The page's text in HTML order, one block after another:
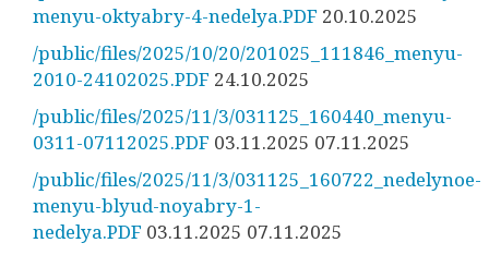
menyu-oktyabry-4-nedelya.PDF 20.10.2025
/public/files/2025/10/20/201025_111846_menyu-
2010-24102025.PDF 24.10.2025
/public/files/2025/11/3/031125_160440_menyu-
0311-07112025.PDF 03.11.2025 07.11.2025
/public/files/2025/11/3/031125_160722_nedelynoe-
menyu-blyud-noyabry-1-
nedelya.PDF 03.11.2025 07.11.2025